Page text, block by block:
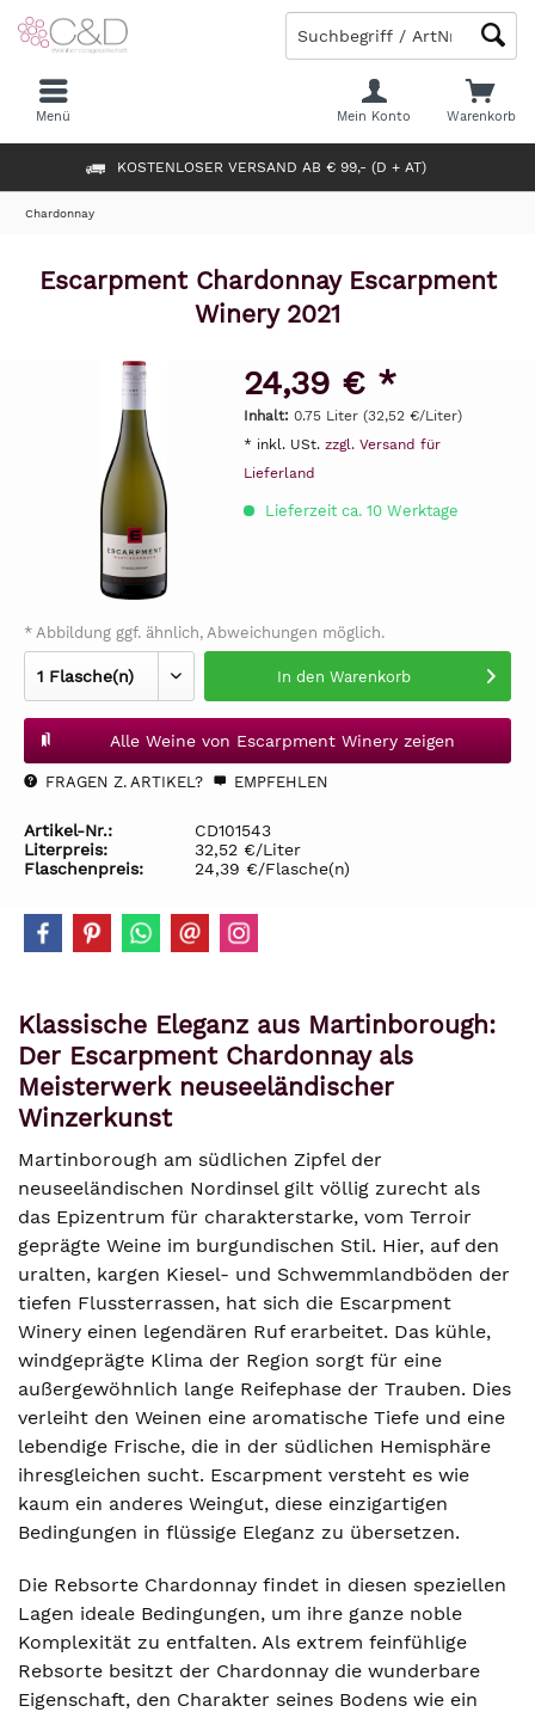
KOSTENLOSER VERSAND AB € 99,- (D + AT)
Warenkorb
Mein Konto
Menü
Chardonnay
Escarpment Chardonnay Escarpment
Winery 2021
24,39 € *
Inhalt: 0.75 Liter (32,52 €/Liter)
* inkl. USt. zzgl. Versand für
Lieferland
Lieferzeit ca. 10 Werktage
* Abbildung ggf. ähnlich, Abweichungen möglich.
In den Warenkorb
Alle Weine von Escarpment Winery zeigen
FRAGEN Z. ARTIKEL? EMPFEHLEN
Artikel-Nr.:
CD101543
Literpreis:
32,52 €/Liter
Flaschenpreis:
24,39 €/Flasche(n)
Klassische Eleganz aus Martinborough:
Der Escarpment Chardonnay als
Meisterwerk neuseeländischer
Winzerkunst
Martinborough am südlichen Zipfel der
neuseeländischen Nordinsel gilt völlig zurecht als
das Epizentrum für charakterstarke, vom Terroir
geprägte Weine im burgundischen Stil. Hier, auf den
uralten, kargen Kiesel- und Schwemmlandböden der
tiefen Flussterrassen, hat sich die Escarpment
Winery einen legendären Ruf erarbeitet. Das kühle,
windgeprägte Klima der Region sorgt für eine
außergewöhnlich lange Reifephase der Trauben. Dies
verleiht den Weinen eine aromatische Tiefe und eine
lebendige Frische, die in der südlichen Hemisphäre
ihresgleichen sucht. Escarpment versteht es wie
kaum ein anderes Weingut, diese einzigartigen
Bedingungen in flüssige Eleganz zu übersetzen.
Die Rebsorte Chardonnay findet in diesen speziellen
Lagen ideale Bedingungen, um ihre ganze noble
Komplexität zu entfalten. Als extrem feinfühlige
Rebsorte besitzt der Chardonnay die wunderbare
Eigenschaft, den Charakter seines Bodens wie ein